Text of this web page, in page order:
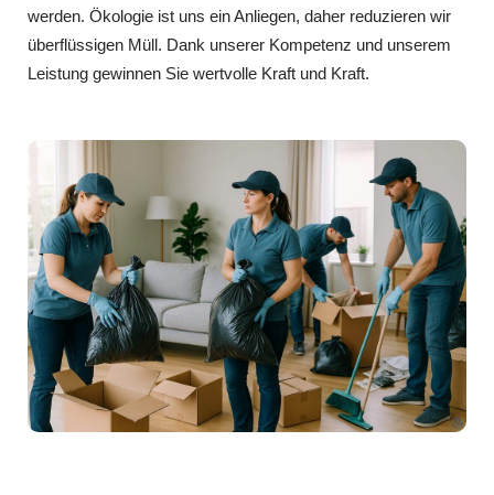
werden. Ökologie ist uns ein Anliegen, daher reduzieren wir
überflüssigen Müll. Dank unserer Kompetenz und unserem
Leistung gewinnen Sie wertvolle Kraft und Kraft.